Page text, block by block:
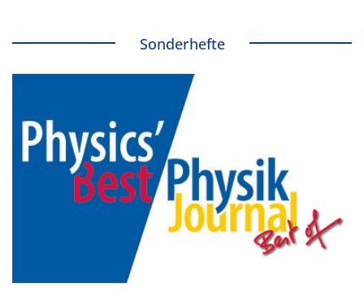
Sonderhefte